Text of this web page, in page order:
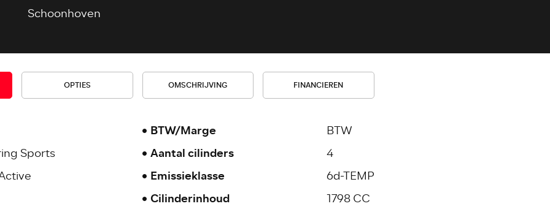
Schoonhoven
OPTIES OMSCHRIJVING FINANCIEREN
Sports
BTW/Marge
BTW
Aantal cilinders
4
Emissieklasse
6d-TEMP
Cilinderinhoud
1798 CC